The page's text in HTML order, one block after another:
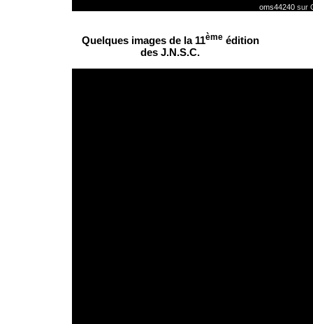
oms44240sur
Quelques images de la 11èmeédition
des J.N.S.C.